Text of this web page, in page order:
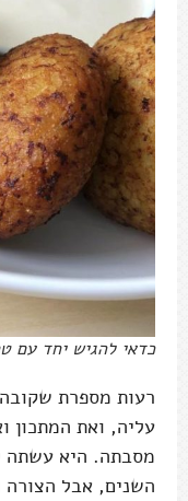
כדאי להגיש יחד עם
רעות מספרת
עליה, ואת המתכון
מסבתה. היא עשתה
השנים, אבל הצורה